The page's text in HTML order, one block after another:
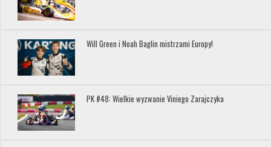
Will Green i Noah Baglin mistrzami Europy!
PK #48: Wielkie wyzwanie Viniego Zarajczyka